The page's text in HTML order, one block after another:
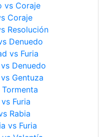
vs Coraje
Coraje
Resolución
Denuedo
vs Furia
Denuedo
Gentuza
Tormenta
Furia
Rabia
vs Furia